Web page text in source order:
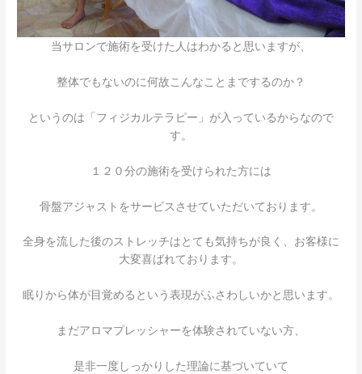
当サロンで施術を受けた人はわかると思いますが、
整体でもないのに何故こんなことまでするのか？
というのは「フィジカルテラピー」が入っているからなので
す。
１２０分の施術を受けられた方には
骨盤アジャストをサービスさせていただいております。
全身を流した後のストレッチはとても気持ちが良く、お客様に
大変喜ばれております。
眠りから体が目覚めるという表現がふさわしいかと思います。
まだアロマプレッシャーを体験されていない方、
是非一度しっかりした理論に基づいていて